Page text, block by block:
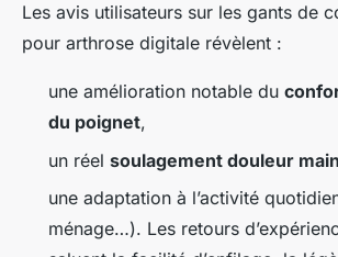
Les avis utilisateurs sur les gants de
pour arthrose digitale révèlent :
une amélioration notable du
du poignet,
un réel soulagement douleur main
une adaptation à l’activité
ménage…). Les retours